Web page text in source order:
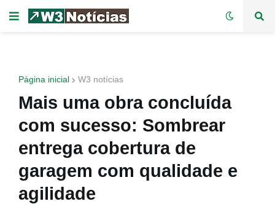
Página inicial W3 notícias
Mais uma obra concluída
com sucesso: Sombrear
entrega cobertura de
garagem com qualidade e
agilidade